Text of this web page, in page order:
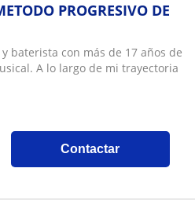
PROGRESIVO DE
baterista con más de 17 años de
A lo largo de mi trayectoria
Contactar